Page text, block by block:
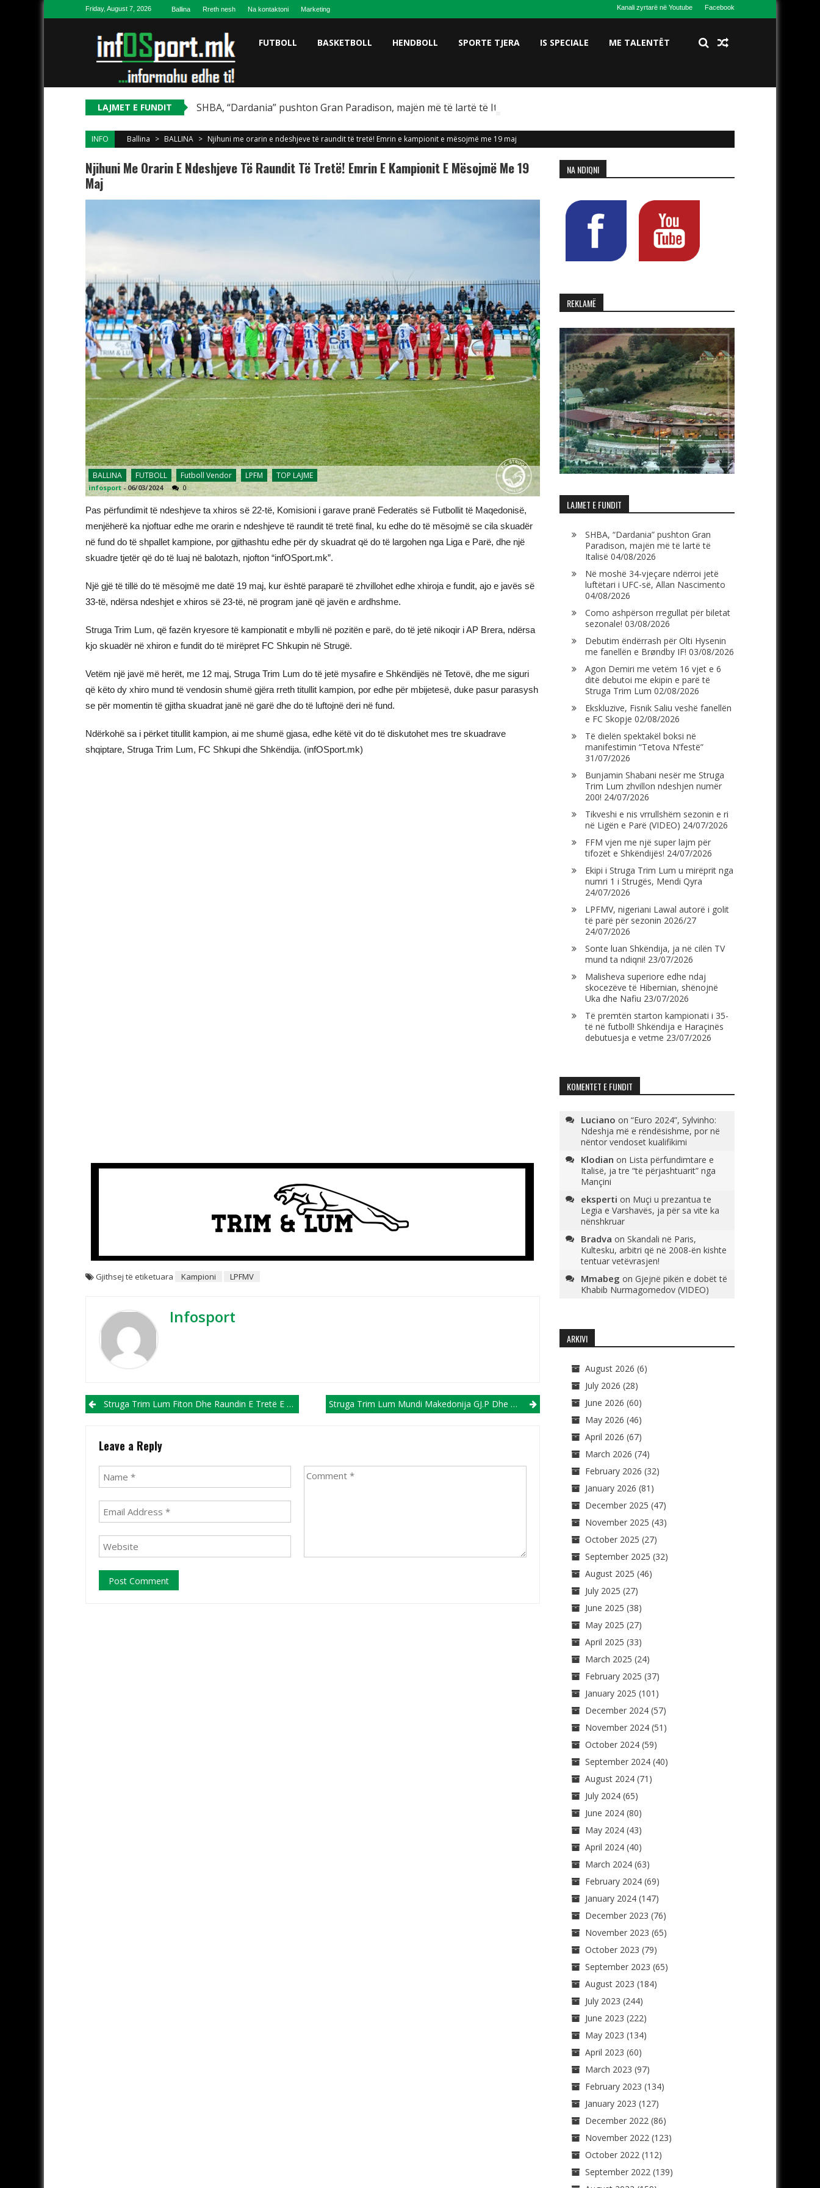
Skip to contentFriday, August 7, 2026 Ballina Rreth nesh Na kontaktoni Marketing Kanali zyrtarë në Youtube Facebook
FUTBOLL BASKETBOLL HENDBOLL SPORTE TJERA IS SPECIALE ME TALENTËT
LAJMET E FUNDIT SHBA, “Dardania” pushton Gran Paradison, majën më të lartë të Italisë
INFO Ballina > BALLINA > Njihuni me orarin e ndeshjeve të raundit të tretë! Emrin e kampionit e mësojmë me 19 maj
Njihuni Me Orarin E Ndeshjeve Të Raundit Të Tretë! Emrin E Kampionit E Mësojmë Me 19
Maj
BALLINA FUTBOLL Futboll Vendor LPFM TOP LAJME
infosport -06/03/2024 0
Pas përfundimit të ndeshjeve ta xhiros së 22-të, Komisioni i garave pranë Federatës së Futbollit të Maqedonisë,
menjëherë ka njoftuar edhe me orarin e ndeshjeve të raundit të tretë final, ku edhe do të mësojmë se cila skuadër
në fund do të shpallet kampione, por gjithashtu edhe për dy skuadrat që do të largohen nga Liga e Parë, dhe një
skuadre tjetër që do të luaj në balotazh, njofton “infOSport.mk”.
Një gjë të tillë do të mësojmë me datë 19 maj, kur është paraparë të zhvillohet edhe xhiroja e fundit, ajo e javës së
33-të, ndërsa ndeshjet e xhiros së 23-të, në program janë që javën e ardhshme.
Struga Trim Lum, që fazën kryesore të kampionatit e mbylli në pozitën e parë, do të jetë nikoqir i AP Brera, ndërsa
kjo skuadër në xhiron e fundit do të mirëpret FC Shkupin në Strugë.
Vetëm një javë më herët, me 12 maj, Struga Trim Lum do të jetë mysafire e Shkëndijës në Tetovë, dhe me siguri
që këto dy xhiro mund të vendosin shumë gjëra rreth titullit kampion, por edhe për mbijetesë, duke pasur parasysh
se për momentin të gjitha skuadrat janë në garë dhe do të luftojnë deri në fund.
Ndërkohë sa i përket titullit kampion, ai me shumë gjasa, edhe këtë vit do të diskutohet mes tre skuadrave
shqiptare, Struga Trim Lum, FC Shkupi dhe Shkëndija. (infOSport.mk)
Gjithsej të etiketuara Kampioni LPFMV
Infosport
Post navigation
Struga Trim Lum Fiton Dhe Raundin E Tretë E Pret Si Lider! Shkëndija, FC Shkupi Dhe Voska Barazojnë Struga Trim Lum Mundi Makedonija GJ.P Dhe Rikthehet Në Krye Të Tabelës Së Klasifikimit (VIDEO)
Leave a Reply
NA NDIQNI
REKLAMË
LAJMET E FUNDIT
SHBA, “Dardania” pushton Gran
Paradison, majën më të lartë të
Italisë 04/08/2026
Në moshë 34-vjeçare ndërroi jetë
luftëtari i UFC-së, Allan Nascimento
04/08/2026
Como ashpërson rregullat për biletat
sezonale! 03/08/2026
Debutim ëndërrash për Olti Hysenin
me fanellën e Brøndby IF! 03/08/2026
Agon Demiri me vetëm 16 vjet e 6
ditë debutoi me ekipin e parë të
Struga Trim Lum 02/08/2026
Ekskluzive, Fisnik Saliu veshë fanellën
e FC Skopje 02/08/2026
Të dielën spektakël boksi në
manifestimin “Tetova N’festë”
31/07/2026
Bunjamin Shabani nesër me Struga
Trim Lum zhvillon ndeshjen numër
200! 24/07/2026
Tikveshi e nis vrrullshëm sezonin e ri
në Ligën e Parë (VIDEO) 24/07/2026
FFM vjen me një super lajm për
tifozët e Shkëndijës! 24/07/2026
Ekipi i Struga Trim Lum u mirëprit nga
numri 1 i Strugës, Mendi Qyra
24/07/2026
LPFMV, nigeriani Lawal autorë i golit
të parë për sezonin 2026/27
24/07/2026
Sonte luan Shkëndija, ja në cilën TV
mund ta ndiqni! 23/07/2026
Malisheva superiore edhe ndaj
skocezëve të Hibernian, shënojnë
Uka dhe Nafiu 23/07/2026
Të premtën starton kampionati i 35-
të në futboll! Shkëndija e Haraçinës
debutuesja e vetme 23/07/2026
KOMENTET E FUNDIT
Luciano on “Euro 2024”, Sylvinho:
Ndeshja më e rëndësishme, por në
nëntor vendoset kualifikimi
Klodian on Lista përfundimtare e
Italisë, ja tre “të përjashtuarit” nga
Mançini
eksperti on Muçi u prezantua te
Legia e Varshavës, ja për sa vite ka
nënshkruar
Bradva on Skandali në Paris,
Kultesku, arbitri që në 2008-ën kishte
tentuar vetëvrasjen!
Mmabeg on Gjejnë pikën e dobët të
Khabib Nurmagomedov (VIDEO)
ARKIVI
August 2026 (6)
July 2026 (28)
June 2026 (60)
May 2026 (46)
April 2026 (67)
March 2026 (74)
February 2026 (32)
January 2026 (81)
December 2025 (47)
November 2025 (43)
October 2025 (27)
September 2025 (32)
August 2025 (46)
July 2025 (27)
June 2025 (38)
May 2025 (27)
April 2025 (33)
March 2025 (24)
February 2025 (37)
January 2025 (101)
December 2024(57)
November 2024(51)
October 2024(59)
September 2024(40)
August 2024(71)
July 2024(65)
June 2024(80)
May 2024(43)
April 2024(40)
March 2024(63)
February 2024(69)
January 2024(147)
December 2023 (76)
November 2023 (65)
October 2023 (79)
September 2023 (65)
August 2023 (184)
July 2023 (244)
June 2023 (222)
May 2023 (134)
April 2023 (60)
March 2023 (97)
February 2023 (134)
January 2023 (127)
December 2022(86)
November 2022(123)
October 2022(112)
September 2022(139)